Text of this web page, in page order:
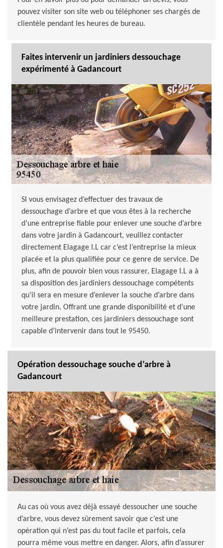
pouvez visiter son site web ou téléphoner ses chargés de
clientèle pendant les heures de bureau.
Faites intervenir un jardiniers dessouchage
expérimenté à Gadancourt
SI vous envisagez d’effectuer des travaux de
dessouchage d’arbre et que vous êtes à la recherche
d’une entreprise fiable pour enlever une souche d’arbre
dans votre jardin à Gadancourt, veuillez contacter
directement Elagage I.L car c’est l’entreprise la mieux
placée et la plus qualifiée pour ce genre de service. De
plus, afin de pouvoir bien vous rassurer, Elagage I.L a à
sa disposition des jardiniers dessouchage compétents
qu’il sera en mesure d’enlever la souche d’arbre dans
votre jardin. Offrant une grande disponibilité et d’une
meilleure prestation, ces jardiniers dessouchage sont
capable d’intervenir dans tout le 95450.
Opération dessouchage souche d’arbre à
Gadancourt
Au cas où vous avez déjà essayé dessoucher une souche
d’arbre, vous devez sûrement savoir que c’est une
opération qui n’est pas du tout facile et parfois, cela
pourra même vous mettre en danger. Alors, afin d’assurer